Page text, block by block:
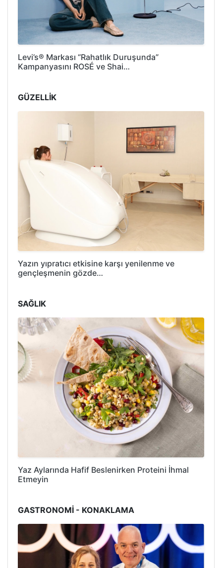
Levi’s® Markası “Rahatlık Duruşunda”
Kampanyasını ROSÉ ve Shai…
GÜZELLİK
Yazın yıpratıcı etkisine karşı yenilenme ve
gençleşmenin gözde…
SAĞLIK
Yaz Aylarında Hafif Beslenirken Proteini İhmal
Etmeyin
GASTRONOMİ - KONAKLAMA